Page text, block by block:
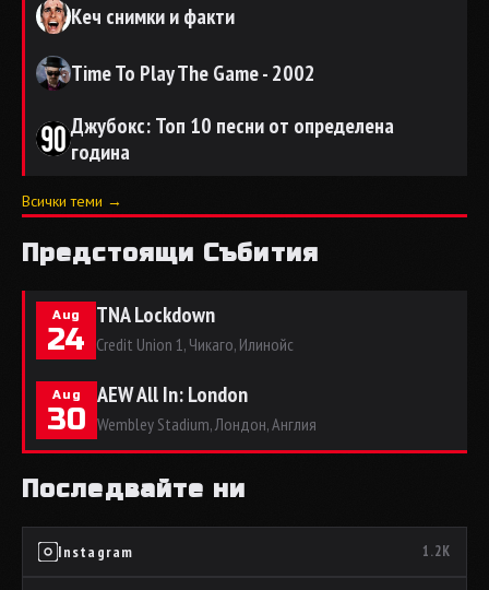
Кеч снимки и факти
Time To Play The Game - 2002
Джубокс: Топ 10 песни от определена
година
Всички теми →
Предстоящи Събития
Aug
24
TNA Lockdown
Credit Union 1, Чикаго, Илинойс
Aug
30
AEW All In: London
Wembley Stadium, Лондон, Англия
Последвайте ни
Instagram 1.2K